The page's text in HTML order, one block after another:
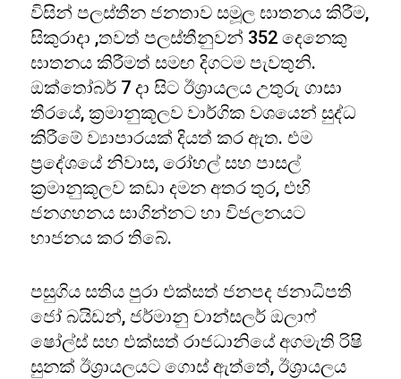
විසින් පලස්තීන ජනතාව සමූල ඝාතනය කිරීම,
සිකුරාදා ,තවත් පලස්තීනුවන් 352 දෙනෙකු
ඝාතනය කිරීමත් සමඟ දිගටම පැවතුනි.
ඔක්තෝබර් 7 දා සිට ඊශ්‍රායලය උතුරු ගාසා
තීරයේ, ක්‍රමානුකූලව වාර්ගික වශයෙන් සුද්ධ
කිරීමේ ව්‍යාපාරයක් දියත් කර ඇත. එම
ප්‍රදේශයේ නිවාස, රෝහල් සහ පාසල්
ක්‍රමානුකූලව කඩා දමන අතර තුර, එහි
ජනගහනය සාගින්නට හා විජලනයට
භාජනය කර තිබේ.
පසුගිය සතිය පුරා එක්සත් ජනපද ජනාධිපති
ජෝ බයිඩන්, ජර්මානු චාන්සලර් ඔලාෆ්
ෂෝල්ස් සහ එක්සත් රාජධානියේ අගමැති රිෂි
සුනක් ඊශ්‍රායලයට ගොස් ඇත්තේ, ඊශ්‍රායලය